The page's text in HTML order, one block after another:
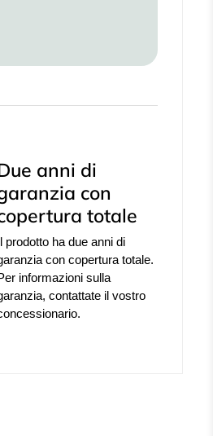
anni di
con
totale
prodotto ha due anni di
con copertura totale.
informazioni sulla
contattate il vostro